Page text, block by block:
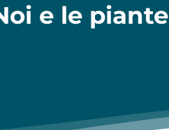
e le piante